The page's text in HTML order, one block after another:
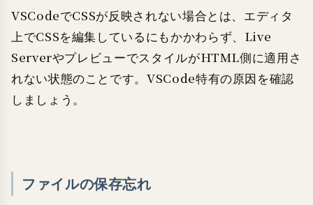
VSCodeでCSSが反映されない場合とは、エディタ
上でCSSを編集しているにもかかわらず、Live
ServerやプレビューでスタイルがHTML側に適用さ
れない状態のことです。VSCode特有の原因を確認
しましょう。
ファイルの保存忘れ